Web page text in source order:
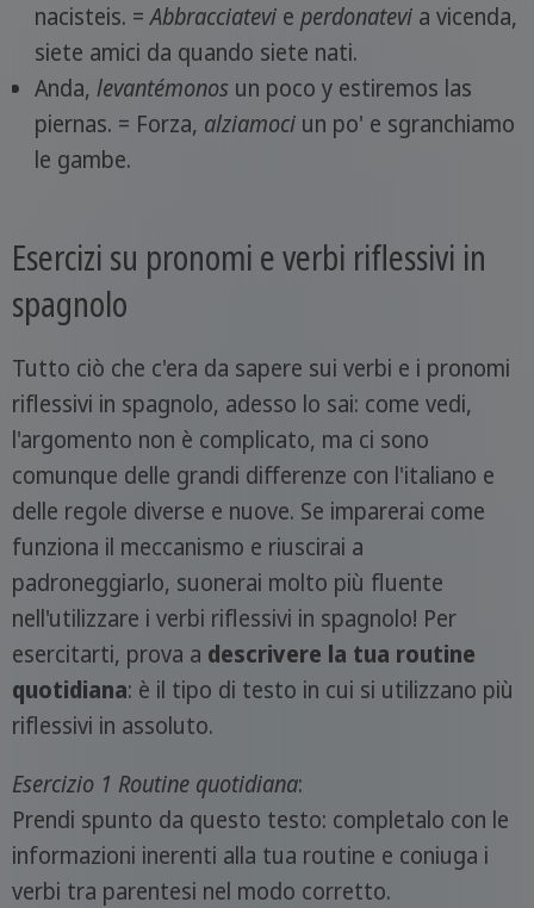
nacisteis. =Abbracciatevie perdonatevia vicenda,
siete amici da quando siete nati.
Anda, levantémonosun poco y estiremos las
piernas. = Forza, alziamociun po' e sgranchiamo
le gambe.
Esercizi su pronomi e verbi riflessivi in
spagnolo
Tutto ciò che c'era da sapere sui verbi e i pronomi
riflessivi in spagnolo, adesso lo sai: come vedi,
l'argomento non è complicato, ma ci sono
comunque delle grandi differenze con l'italiano e
delle regole diverse e nuove. Se imparerai come
funziona il meccanismo e riuscirai a
padroneggiarlo, suonerai molto più fluente
nell'utilizzare i verbi riflessivi in spagnolo! Per
esercitarti, prova a descrivere la tua routine
quotidiana: è il tipo di testo in cui si utilizzano più
riflessivi in assoluto.
Esercizio 1 Routine quotidiana:
Prendi spunto da questo testo: completalo con le
informazioni inerenti alla tua routine e coniuga i
verbi tra parentesi nel modo corretto.